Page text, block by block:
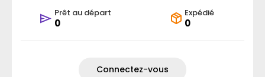
Prêt au départ
0
Expédié
0
Connectez-vous